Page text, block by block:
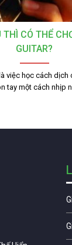
THÌ CÓ THỂ
GUITAR?
việc học cách dịch
tay một cách nhịp